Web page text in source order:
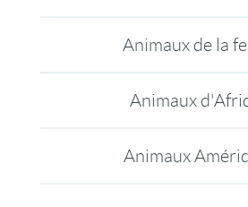
Animaux de la
Animaux
Animaux